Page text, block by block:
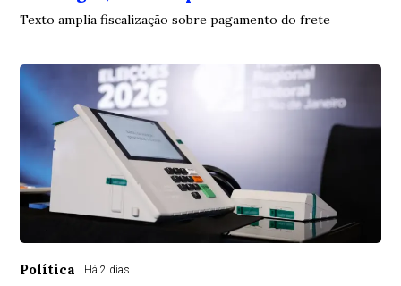
Texto amplia fiscalização sobre pagamento do frete
Política Há 2 dias